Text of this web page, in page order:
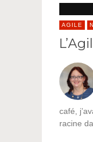
AGILE
café,
racine